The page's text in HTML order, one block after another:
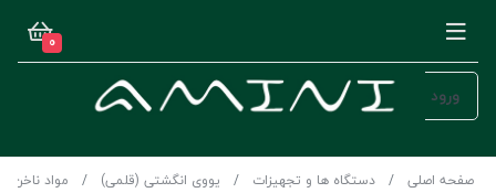
0
ورود
صفحه اصلی دستگاه ها و تجهیزات یووی انگشتی (قلمی) مواد ناخن